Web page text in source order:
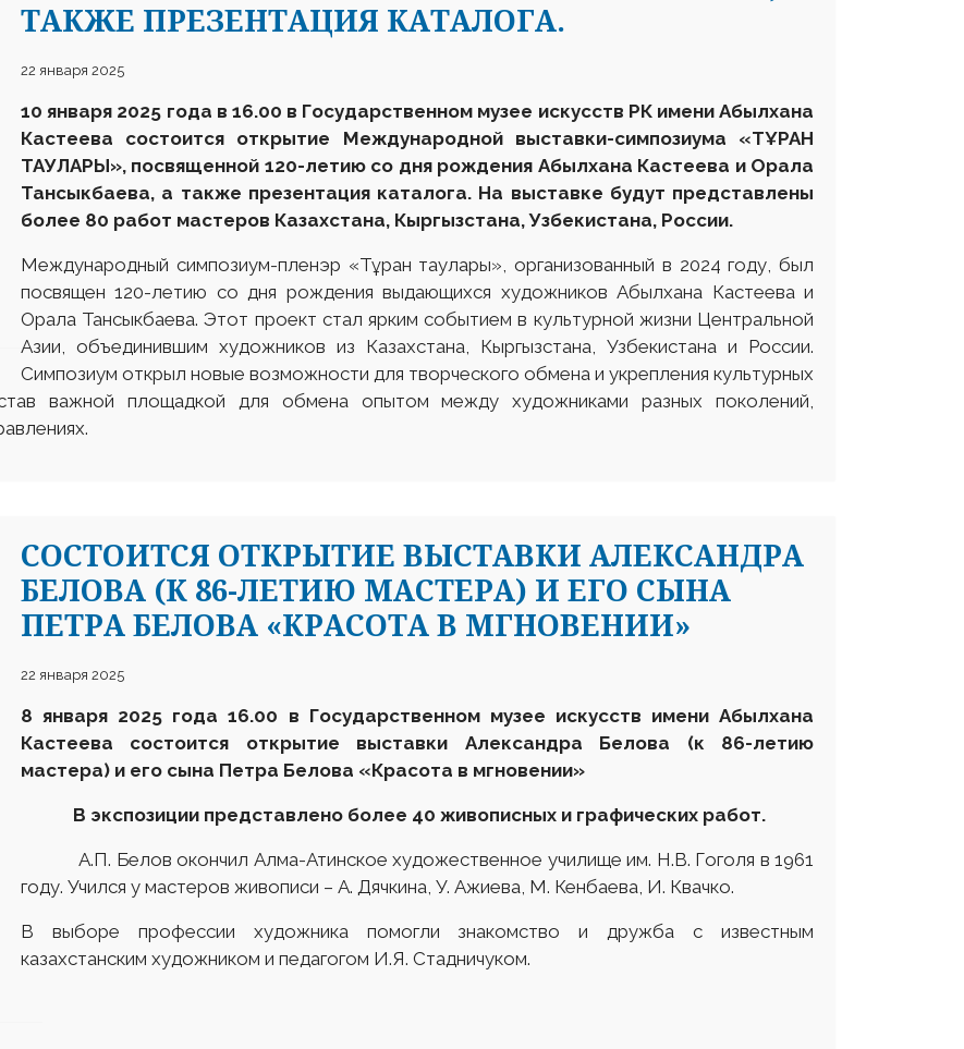
ТАКЖЕ ПРЕЗЕНТАЦИЯ КАТАЛОГА.
22 января 2025
10 января 2025 года в 16.00 в Государственном музее искусств РК имени Абылхана
Кастеева состоится открытие Международной выставки-симпозиума «ТҰРАН
ТАУЛАРЫ», посвященной 120-летию со дня рождения Абылхана Кастеева и Орала
Тансыкбаева, а также презентация каталога. На выставке будут представлены
более 80 работ мастеров Казахстана, Кыргызстана, Узбекистана, России.
Международный симпозиум-пленэр «Тұран таулары», организованный в 2024 году, был
посвящен 120-летию со дня рождения выдающихся художников Абылхана Кастеева и
Орала Тансыкбаева. Этот проект стал ярким событием в культурной жизни Центральной
Азии, объединившим художников из Казахстана, Кыргызстана, Узбекистана и России.
Симпозиум открыл новые возможности для творческого обмена и укрепления культурных
важной площадкой для обмена опытом между художниками разных поколений,
СОСТОИТСЯ ОТКРЫТИЕ ВЫСТАВКИ АЛЕКСАНДРА
БЕЛОВА (К 86-ЛЕТИЮ МАСТЕРА) И ЕГО СЫНА
ПЕТРА БЕЛОВА «КРАСОТА В МГНОВЕНИИ»
22 января 2025
8 января 2025 года 16.00 в Государственном музее искусств имени Абылхана
Кастеева состоится открытие выставки Александра Белова (к 86-летию
мастера) и его сына Петра Белова «Красота в мгновении»
В экспозиции представлено более 40 живописных и графических работ.
А.П. Белов окончил Алма-Атинское художественное училище им. Н.В. Гоголя в 1961
году. Учился у мастеров живописи – А. Дячкина, У. Ажиева, М. Кенбаева, И. Квачко.
В выборе профессии художника помогли знакомство и дружба с известным
казахстанским художником и педагогом И.Я. Стадничуком.